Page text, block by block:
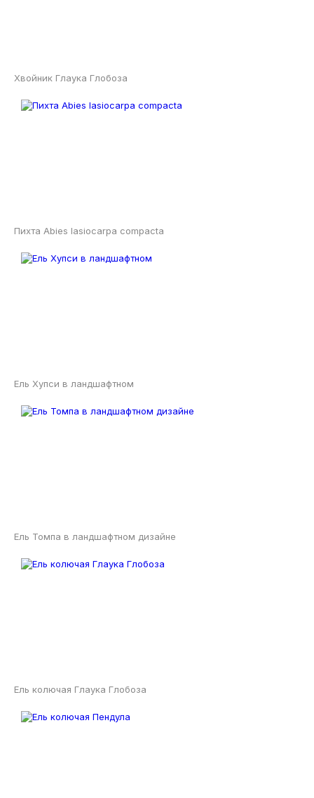
Хвойник Глаука Глобоза
Пихта Abies lasiocarpa compacta
Ель Хупси в ландшафтном
Ель Томпа в ландшафтном дизайне
Ель колючая Глаука Глобоза